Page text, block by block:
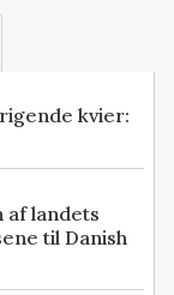
kvier:
af landets
til Danish